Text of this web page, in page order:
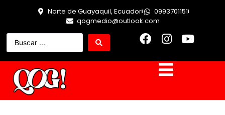
Norte de Guayaquil, Ecuador
0993701151
qogmedio@outlook.com